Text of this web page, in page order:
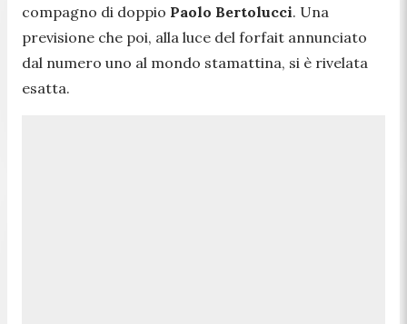
compagno di doppio Paolo Bertolucci. Una
previsione che poi, alla luce del forfait annunciato
dal numero uno al mondo stamattina, si è rivelata
esatta.